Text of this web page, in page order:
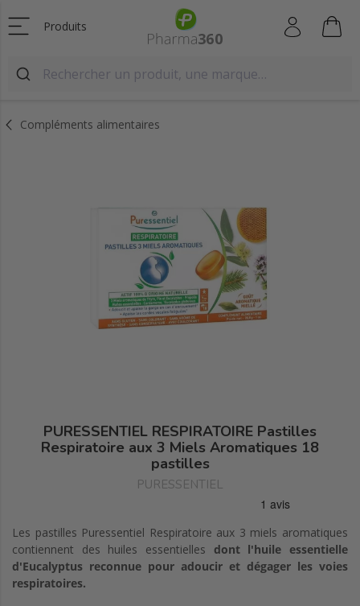
Produits
Compléments alimentaires
PURESSENTIEL RESPIRATOIRE Pastilles
Respiratoire aux 3 Miels Aromatiques 18
pastilles
PURESSENTIEL
Les pastilles Puressentiel Respiratoire aux 3 miels aromatiques
contiennent des huiles essentielles dont l'huile essentielle
d'Eucalyptus reconnue pour adoucir et dégager les voies
respiratoires.